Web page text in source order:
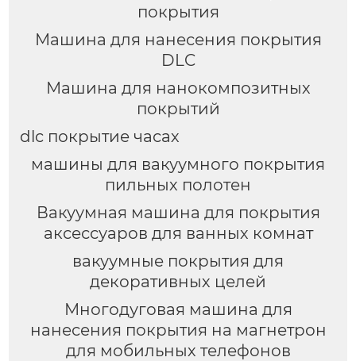
покрытия
Машина для нанесения покрытия
DLC
Машина для нанокомпозитных
покрытий
dlc покрытие часах
машины для вакуумного покрытия
пильных полотен
Вакуумная машина для покрытия
аксессуаров для ванных комнат
вакуумные покрытия для
декоративных целей
Многодуговая машина для
нанесения покрытия на магнетрон
для мобильных телефонов